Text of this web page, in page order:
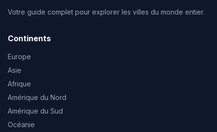
Votre guide complet pour explorer les villes du monde entier.
Continents
Europe
Asie
Afrique
Amérique du Nord
Amérique du Sud
Océanie